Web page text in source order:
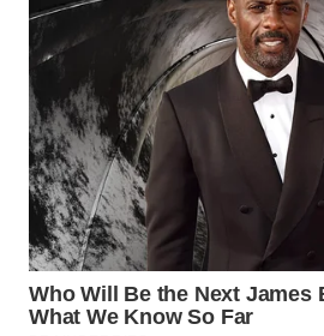
WN
PAKPAK
WN
KARAWANG
WN
BEKASI